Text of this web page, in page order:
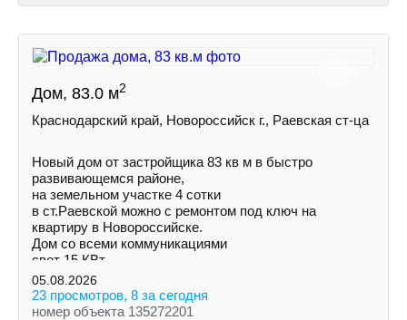
Дом, 83.0 м2
Краснодарский край, Новороссийск г., Раевская ст-ца
Новый дом от застройщика 83 кв м в быстро
развивающемся районе,
на земельном участке 4 сотки
в ст.Раевской можно с ремонтом под ключ на
квартиру в Новороссийске.
Дом со всеми коммуникациями
свет 15 КВт
индивидуальная скважина
септик
05.08.2026
23 просмотров, 8 за сегодня
номер объекта 135272201